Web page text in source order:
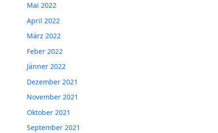
Mai 2022
April 2022
März 2022
Feber 2022
Jänner 2022
Dezember 2021
November 2021
Oktober 2021
September 2021